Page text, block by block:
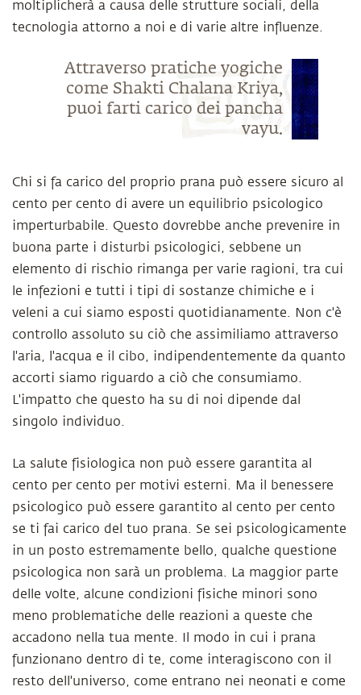
moltiplicherà a causa delle strutture sociali, della
tecnologia attorno a noi e di varie altre influenze.
Attraverso pratiche yogiche
come Shakti Chalana Kriya,
puoi farti carico dei pancha
vayu.
Chi si fa carico del proprio prana può essere sicuro al
cento per cento di avere un equilibrio psicologico
imperturbabile. Questo dovrebbe anche prevenire in
buona parte i disturbi psicologici, sebbene un
elemento di rischio rimanga per varie ragioni, tra cui
le infezioni e tutti i tipi di sostanze chimiche e i
veleni a cui siamo esposti quotidianamente. Non c'è
controllo assoluto su ciò che assimiliamo attraverso
l'aria, l'acqua e il cibo, indipendentemente da quanto
accorti siamo riguardo a ciò che consumiamo.
L'impatto che questo ha su di noi dipende dal
singolo individuo.
La salute fisiologica non può essere garantita al
cento per cento per motivi esterni. Ma il benessere
psicologico può essere garantito al cento per cento
se ti fai carico del tuo prana. Se sei psicologicamente
in un posto estremamente bello, qualche questione
psicologica non sarà un problema. La maggior parte
delle volte, alcune condizioni fisiche minori sono
meno problematiche delle reazioni a queste che
accadono nella tua mente. Il modo in cui i prana
funzionano dentro di te, come interagiscono con il
resto dell'universo, come entrano nei neonati e come